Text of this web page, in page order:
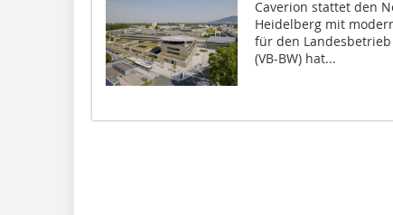
Caverion stattet den
Heidelberg mit
für den
(VB-BW) hat...